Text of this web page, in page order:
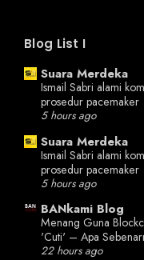
Blog List I
Suara Merdeka
Ismail Sabri alami
prosedur pacemaker
5 hours ago
Suara Merdeka
Ismail Sabri alami
prosedur pacemaker
5 hours ago
BANkami Blog
Menang Guna
'Cuti' – Apa
22 hours ago